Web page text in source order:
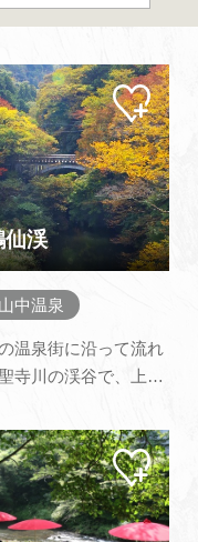
仙渓
山中温泉
温泉街に沿って流れ
寺川の渓谷で、上流
1.3ｋｍの区間をいい
渓谷沿いには遊歩道
されています。 Ｓ字
新なデザインのあや
マイ
ペー
ジに
追加
マイ
ペー
ジに
追加